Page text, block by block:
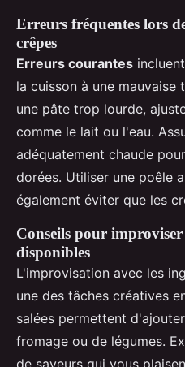
Erreurs fréquentes lors
crêpes
Erreurs courantes
la cuisson à une mauvaise
une pâte trop lourde,
comme le lait ou l'eau.
adéquatement chaude
dorées. Utiliser une poêle
également éviter que les
Conseils pour
disponibles
L'improvisation avec les
une des tâches créatives
salées permettent
fromage ou de légumes.